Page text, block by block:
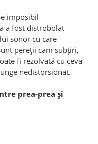
imposibil
a fost distrobolat
sonor cu care
pereții cam subțiri,
fi rezolvată cu ceva
nedistorsionat.
prea-prea şi